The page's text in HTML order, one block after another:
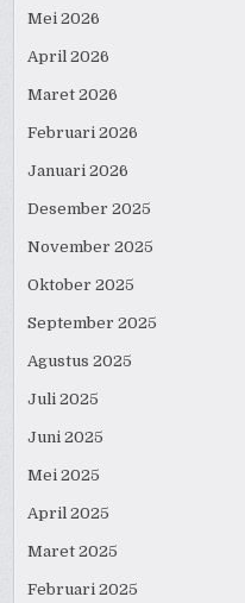
Mei 2026
April 2026
Maret 2026
Februari 2026
Januari 2026
Desember 2025
November 2025
Oktober 2025
September 2025
Agustus 2025
Juli 2025
Juni 2025
Mei 2025
April 2025
Maret 2025
Februari 2025